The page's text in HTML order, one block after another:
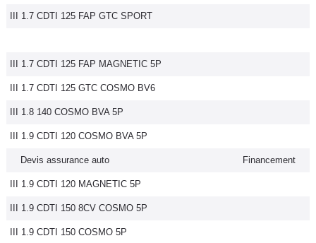
III 1.7 CDTI 125 FAP GTC SPORT
III 1.7 CDTI 125 FAP MAGNETIC 5P
III 1.7 CDTI 125 GTC COSMO BV6
III 1.8 140 COSMO BVA 5P
III 1.9 CDTI 120 COSMO BVA 5P
Devis assurance auto Financement
III 1.9 CDTI 120 MAGNETIC 5P
III 1.9 CDTI 150 8CV COSMO 5P
III 1.9 CDTI 150 COSMO 5P